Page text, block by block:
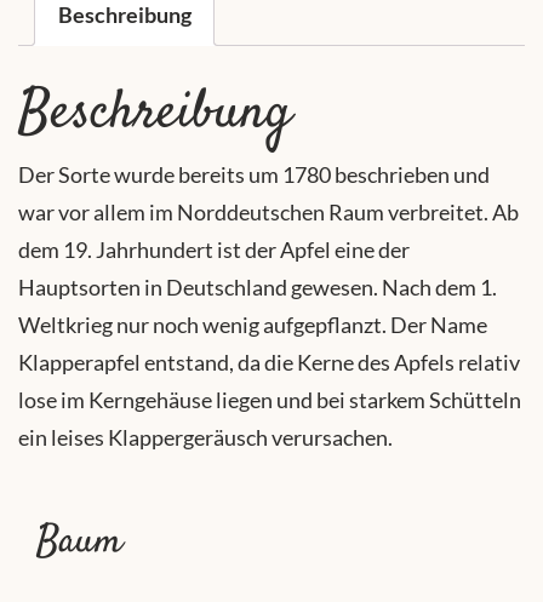
Beschreibung
Beschreibung
Der Sorte wurde bereits um 1780 beschrieben und
war vor allem im Norddeutschen Raum verbreitet. Ab
dem 19. Jahrhundert ist der Apfel eine der
Hauptsorten in Deutschland gewesen. Nach dem 1.
Weltkrieg nur noch wenig aufgepflanzt. Der Name
Klapperapfel entstand, da die Kerne des Apfels relativ
lose im Kerngehäuse liegen und bei starkem Schütteln
ein leises Klappergeräusch verursachen.
Baum